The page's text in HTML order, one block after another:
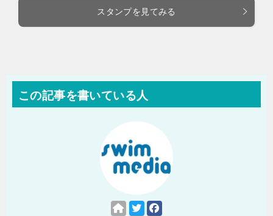
スタンプを見てみる
この記事を書いている人